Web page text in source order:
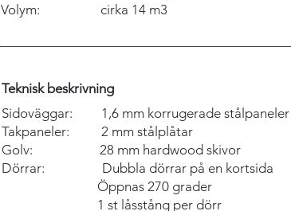
Volym: cirka 14 m3
Teknisk beskrivning
Sidoväggar: 1,6 mm korrugerade stålpaneler
Takpaneler: 2 mm stålplåtar
Golv: 28 mm hardwood skivor
Dörrar: Dubbla dörrar på en kortsida
Öppnas 270 grader
1 st låsstång per dörr